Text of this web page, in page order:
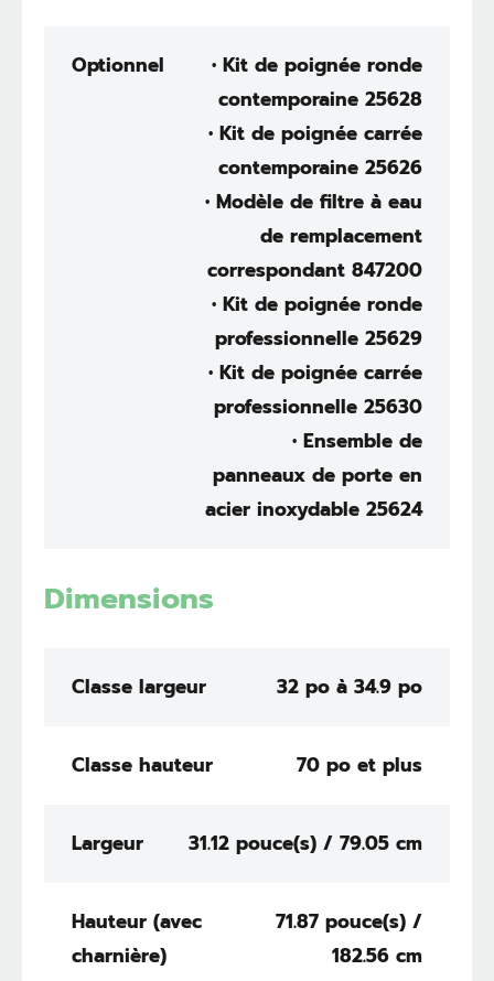
Optionnel
• Kit de poignée ronde
contemporaine 25628
• Kit de poignée carrée
contemporaine 25626
• Modèle de filtre à eau
de remplacement
correspondant 847200
• Kit de poignée ronde
professionnelle 25629
• Kit de poignée carrée
professionnelle 25630
• Ensemble de
panneaux de porte en
acier inoxydable 25624
Dimensions
Classe largeur 32 po à 34.9 po
Classe hauteur 70 po et plus
Largeur 31.12 pouce(s) / 79.05 cm
Hauteur (avec
charnière)
71.87 pouce(s) /
182.56 cm